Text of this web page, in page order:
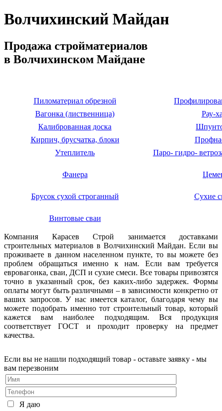
Волчихинский Майдан
Продажа стройматериалов
в Волчихинском Майдане
Пиломатериал обрезной
Вагонка (лиственница)
Рау-
Калиброванная доска
Кирпич, брусчатка, блоки
Утеплитель
Паро- гидро-
Фанера
Брусок сухой строганный Сухие
Винтовые сваи
Компания Карасев Строй занимается доставками
строительных материалов в Волчихинский Майдан. Если вы
проживаете в данном населенном пункте, то вы можете без
проблем обращаться именно к нам. Если вам требуется
евровагонка, сваи, ДСП и сухие смеси. Все товары привозятся
точно в указанный срок, без каких-либо задержек. Формы
оплаты могут быть различными – в зависимости конкретно от
ваших запросов. У нас имеется каталог, благодаря чему вы
можете подобрать именно тот строительный товар, который
кажется вам наиболее подходящим. Вся продукция
соответствует ГОСТ и проходит проверку на предмет
качества.
Если вы не нашли подходящий товар - оставьте заявку - мы
вам перезвоним
Я даю